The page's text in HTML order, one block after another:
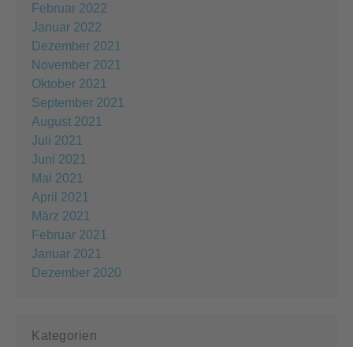
Februar 2022
Januar 2022
Dezember 2021
November 2021
Oktober 2021
September 2021
August 2021
Juli 2021
Juni 2021
Mai 2021
April 2021
März 2021
Februar 2021
Januar 2021
Dezember 2020
Kategorien